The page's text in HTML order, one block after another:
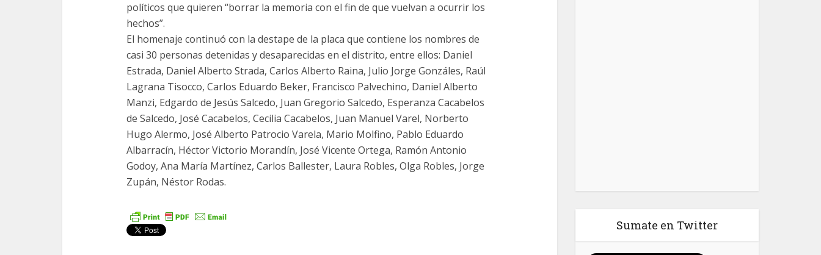
políticos que quieren “borrar la memoria con el fin de que vuelvan a ocurrir los
hechos”.
El homenaje continuó con la destape de la placa que contiene los nombres de
casi 30 personas detenidas y desaparecidas en el distrito, entre ellos: Daniel
Estrada, Daniel Alberto Strada, Carlos Alberto Raina, Julio Jorge Gonzáles, Raúl
Lagrana Tisocco, Carlos Eduardo Beker, Francisco Palvechino, Daniel Alberto
Manzi, Edgardo de Jesús Salcedo, Juan Gregorio Salcedo, Esperanza Cacabelos
de Salcedo, José Cacabelos, Cecilia Cacabelos, Juan Manuel Varel, Norberto
Hugo Alermo, José Alberto Patrocio Varela, Mario Molfino, Pablo Eduardo
Albarracín, Héctor Victorio Morandín, José Vicente Ortega, Ramón Antonio
Godoy, Ana María Martínez, Carlos Ballester, Laura Robles, Olga Robles, Jorge
Zupán, Néstor Rodas.
Sumate en Twitter